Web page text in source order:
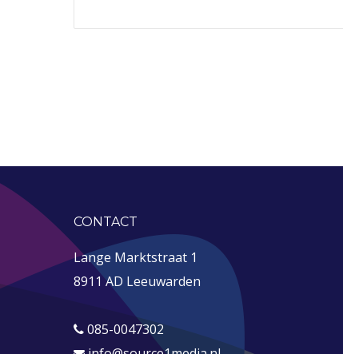
CONTACT
Lange Marktstraat 1
8911 AD Leeuwarden
085-0047302